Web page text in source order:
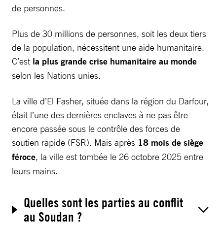
de personnes.
Plus de 30 millions de personnes, soit les deux tiers
de la population, nécessitent une aide humanitaire.
C’est la plus grande crise humanitaire au monde
selon les Nations unies.
La ville d’El Fasher, située dans la région du Darfour,
était l’une des dernières enclaves à ne pas être
encore passée sous le contrôle des forces de
soutien rapide (FSR). Mais après 18 mois de siège
féroce, la ville est tombée le 26 octobre 2025 entre
leurs mains.
Quelles sont les parties au conflit
au Soudan ?